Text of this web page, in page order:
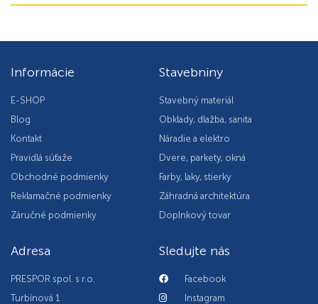
Informácie
E-SHOP
Blog
Kontakt
Pravidlá súťaže
Obchodné podmienky
Reklamačné podmienky
Záručné podmienky
Stavebniny
Stavebný materiál
Obklady, dlažba, sanita
Náradie a elektro
Dvere, parkety, okná
Farby, laky, stierky
Záhradná architektúra
Doplnkový tovar
Adresa
PRESPOR spol. s r.o.
Turbínová 1
Sledujte nás
Facebook
Instagram